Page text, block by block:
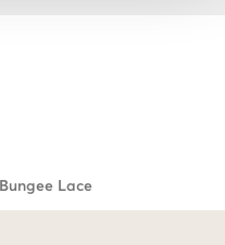
Lace